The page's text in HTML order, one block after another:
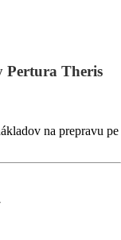
Pertura Theris
na prepravu pe